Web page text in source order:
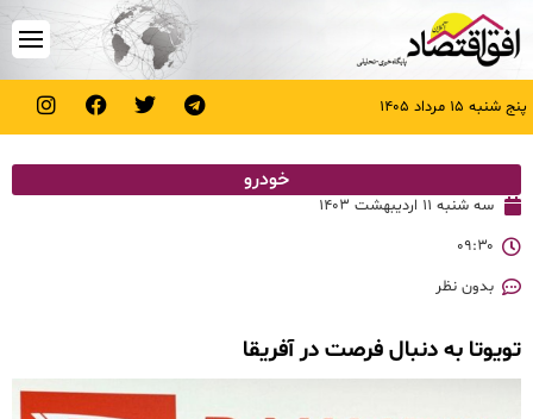
پنج شنبه ۱۵ مرداد ۱۴۰۵
خودرو
سه شنبه ۱۱ اردیبهشت ۱۴۰۳
۰۹:۳۰
بدون نظر
تویوتا به دنبال فرصت در آفریقا